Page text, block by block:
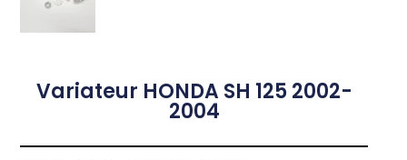
Variateur HONDA SH 125 2002-
2004